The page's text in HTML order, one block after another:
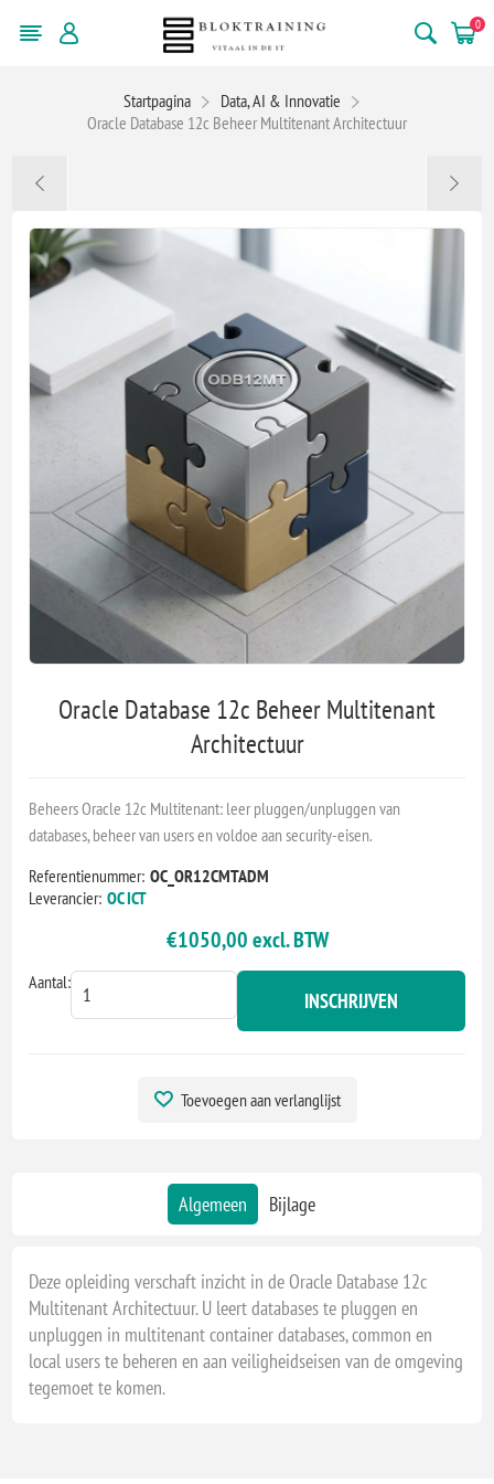
0
Startpagina
Data, AI & Innovatie
Oracle Database 12c Beheer Multitenant Architectuur
Oracle Database 12c Beheer Multitenant
Architectuur
Beheers Oracle 12c Multitenant: leer pluggen/unpluggen van
databases, beheer van users en voldoe aan security-eisen.
Referentienummer: OC_OR12CMTADM
Leverancier: OC ICT
€1050,00 excl. BTW
Aantal:
INSCHRIJVEN
Toevoegen aan verlanglijst
Algemeen Bijlage
Deze opleiding verschaft inzicht in de Oracle Database 12c
Multitenant Architectuur. U leert databases te pluggen en
unpluggen in multitenant container databases, common en
local users te beheren en aan veiligheidseisen van de omgeving
tegemoet te komen.